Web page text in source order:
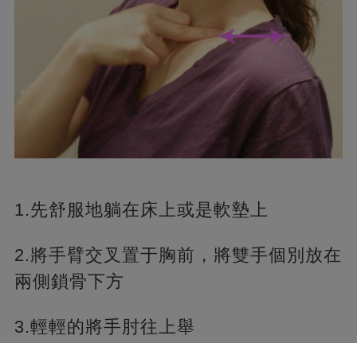
1.先舒服地躺在床上或是軟墊上
2.將手臂交叉置于胸前，將雙手個別放在
兩側鎖骨下方
3.輕輕的將手肘往上舉